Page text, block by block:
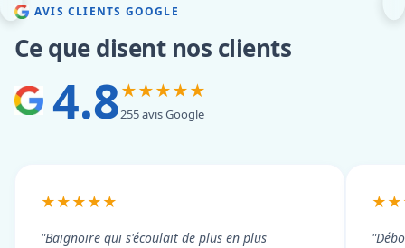
AVIS CLIENTS GOOGLE
Ce que disent nos clients
4.8★★★★★
255 avis Google
★★★★★
"Baignoire qui s'écoulait de plus en plus